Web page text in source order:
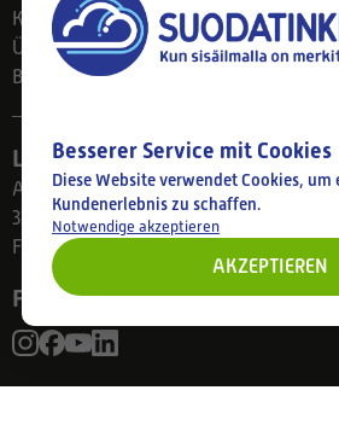
Kontakt
Über uns
Blog
Ladengeschäft
Ahlmanintie 61
33800 Tampere
Finnland
Folgen Sie uns
Besserer Service mit Cookies
Diese Website verwendet Cookies, um
Kundenerlebnis zu schaffen.
Notwendige akzeptieren
AKZEPTIEREN